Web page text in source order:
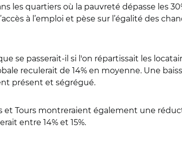
les quartiers où la pauvreté dépasse les
à l’emploi et pèse sur l’égalité des
se passerait-il si l'on répartissait les
reculerait de 14% en moyenne. Une
présent et ségrégué.
et Tours montreraient également une
entre 14% et 15%.